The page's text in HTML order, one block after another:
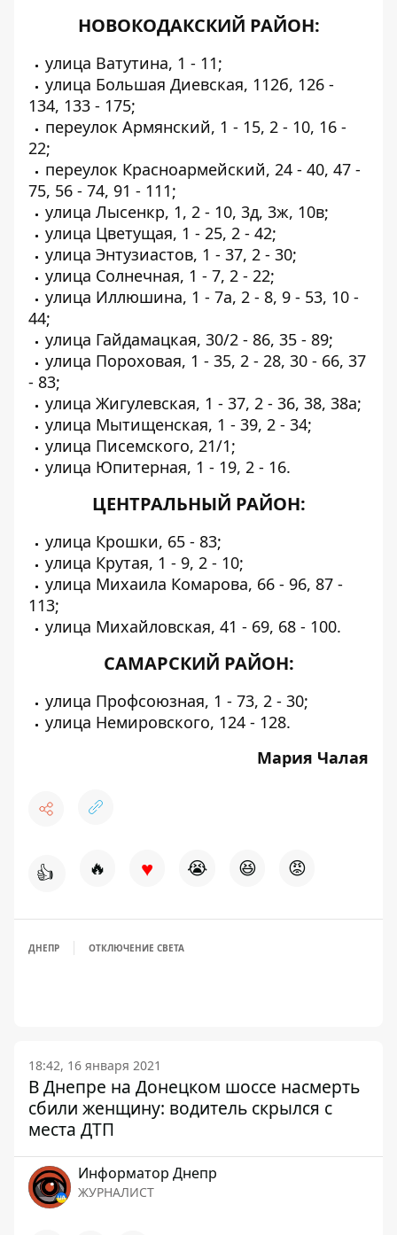
НОВОКОДАКСКИЙ РАЙОН:
улица Ватутина, 1 - 11;
улица Большая Диевская, 112б, 126 -
134, 133 - 175;
переулок Армянский, 1 - 15, 2 - 10, 16 -
22;
переулок Красноармейский, 24 - 40, 47 -
75, 56 - 74, 91 - 111;
улица Лысенкр, 1, 2 - 10, 3д, 3ж, 10в;
улица Цветущая, 1 - 25, 2 - 42;
улица Энтузиастов, 1 - 37, 2 - 30;
улица Солнечная, 1 - 7, 2 - 22;
улица Иллюшина, 1 - 7а, 2 - 8, 9 - 53, 10 -
44;
улица Гайдамацкая, 30/2 - 86, 35 - 89;
улица Пороховая, 1 - 35, 2 - 28, 30 - 66, 37
- 83;
улица Жигулевская, 1 - 37, 2 - 36, 38, 38а;
улица Мытищенская, 1 - 39, 2 - 34;
улица Писемского, 21/1;
улица Юпитерная, 1 - 19, 2 - 16.
ЦЕНТРАЛЬНЫЙ РАЙОН:
улица Крошки, 65 - 83;
улица Крутая, 1 - 9, 2 - 10;
улица Михаила Комарова, 66 - 96, 87 -
113;
улица Михайловская, 41 - 69, 68 - 100.
САМАРСКИЙ РАЙОН:
улица Профсоюзная, 1 - 73, 2 - 30;
улица Немировского, 124 - 128.
Мария Чалая
👍 🔥 ♥ 😭 😆 😡
ДНЕПР ОТКЛЮЧЕНИЕ СВЕТА
18:42, 16 января 2021
В Днепре на Донецком шоссе насмерть
сбили женщину: водитель скрылся с
места ДТП
Информатор Днепр
ЖУРНАЛИСТ